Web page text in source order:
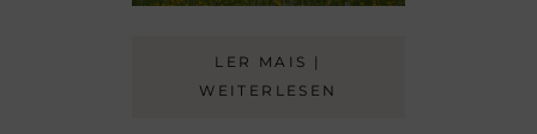
LER MAIS |
WEITERLESEN